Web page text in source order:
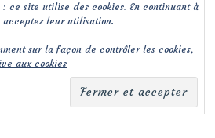
ce site utilise des cookies. En continuant à
leur utilisation.
sur la façon de contrôler les cookies,
aux cookies